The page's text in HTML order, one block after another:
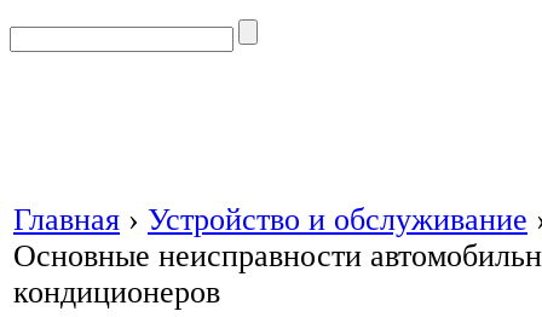
Главная › Устройство и обслуживание
Основные неисправности
кондиционеров